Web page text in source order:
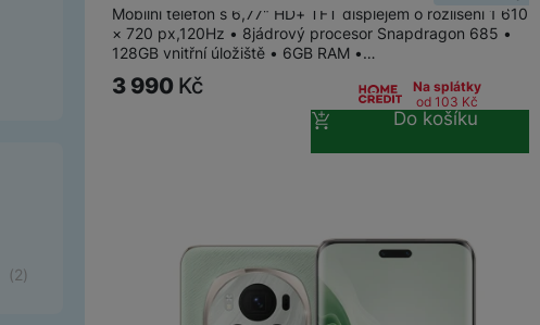
(2)
Mobilní telefon s 6,77" HD+ TFT displejem o rozlišení 1 610
× 720 px,120Hz • 8jádrový procesor Snapdragon 685 •
128GB vnitřní úložiště • 6GB RAM •…
3 990 Kč
Na splátky
od 103 Kč
Do košíku